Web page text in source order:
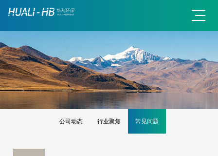
公司动态 行业聚焦 常见问题